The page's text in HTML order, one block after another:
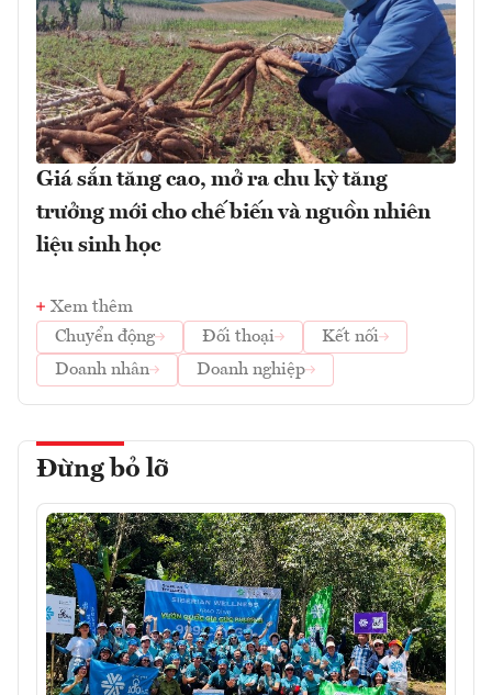
Giá sắn tăng cao, mở ra chu kỳ tăng
trưởng mới cho chế biến và nguồn nhiên
liệu sinh học
Xem thêm
Chuyển động
Đối thoại
Kết nối
Doanh nhân
Doanh nghiệp
Đừng bỏ lỡ